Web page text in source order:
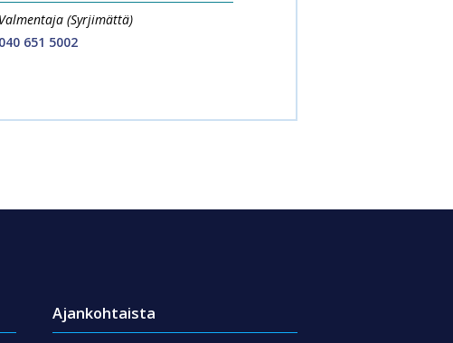
Valmentaja (Syrjimättä)
040 651 5002
Ajankohtaista